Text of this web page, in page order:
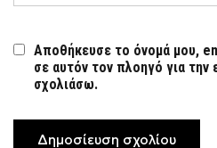
Αποθήκευσε το όνομά μου,
σε αυτόν τον πλοηγό για
σχολιάσω.